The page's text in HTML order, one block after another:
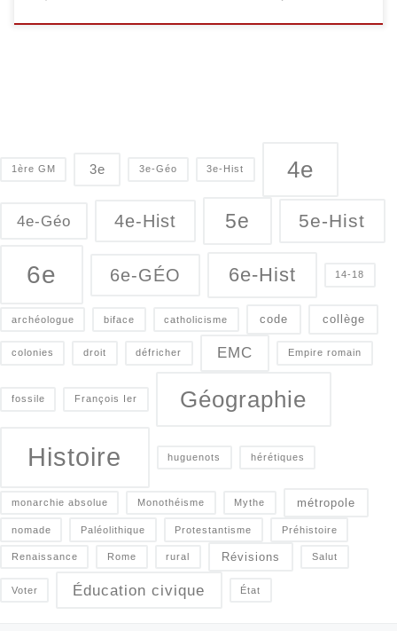
1ère GM 3e 3e-Géo 3e-Hist 4e
4e-Géo 4e-Hist 5e 5e-Hist
6e 6e-GÉO 6e-Hist 14-18
archéologue biface catholicisme code collège
colonies droit défricher EMC Empire romain
fossile François Ier Géographie
Histoire huguenots hérétiques
monarchie absolue Monothéisme Mythe métropole
nomade Paléolithique Protestantisme Préhistoire
Renaissance Rome rural Révisions Salut
Voter Éducation civique État